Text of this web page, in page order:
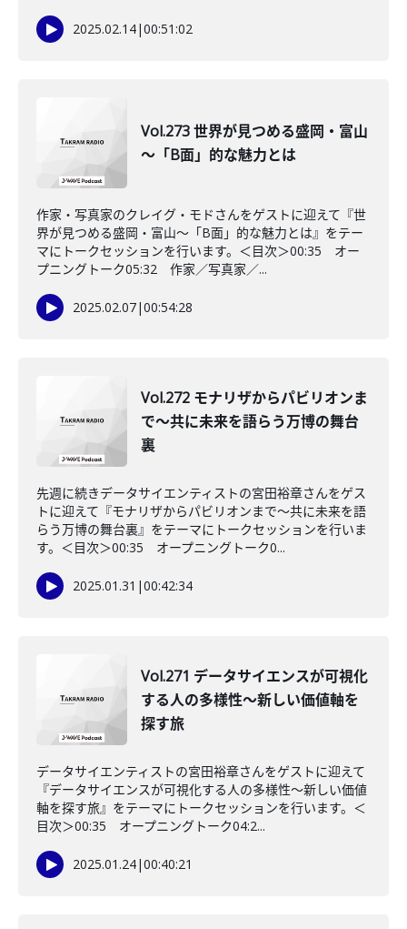
2025.02.14|00:51:02
Vol.273 世界が見つめる盛岡・富山
～「B面」的な魅力とは
作家・写真家のクレイグ・モドさんをゲストに迎えて『世
界が見つめる盛岡・富山～「B面」的な魅力とは』をテー
マにトークセッションを行います。＜目次＞00:35 オー
プニングトーク05:32 作家／写真家／...
2025.02.07|00:54:28
Vol.272 モナリザからパビリオンま
で～共に未来を語らう万博の舞台
裏
先週に続きデータサイエンティストの宮田裕章さんをゲス
トに迎えて『モナリザからパビリオンまで～共に未来を語
らう万博の舞台裏』をテーマにトークセッションを行いま
す。＜目次＞00:35 オープニングトーク0...
2025.01.31 |00:42:34
Vol.271 データサイエンスが可視化
する人の多様性〜新しい価値軸を
探す旅
データサイエンティストの宮田裕章さんをゲストに迎えて
『データサイエンスが可視化する人の多様性〜新しい価値
軸を探す旅』をテーマにトークセッションを行います。＜
目次＞00:35 オープニングトーク04:2...
2025.01.24|00:40:21